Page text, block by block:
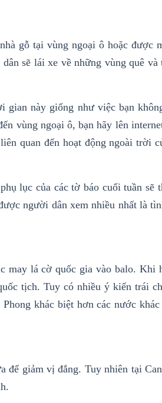
gỗ tại vùng ngoại ô hoặc được
sẽ lái xe về những vùng quê
gian này giống như việc bạn
vùng ngoại ô, bạn hãy lên
quan đến hoạt động ngoài trời
lục của các tờ báo cuối tuần sẽ
người dân xem nhiều nhất là
may lá cờ quốc gia vào balo. Khi
tịch. Tuy có nhiều ý kiến trái
khác biệt hơn các nước
giảm vị đắng. Tuy nhiên tại